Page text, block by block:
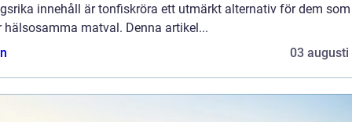
innehåll är tonfiskröra ett utmärkt alternativ för dem som
hälsosamma matval. Denna artikel...
03 augusti